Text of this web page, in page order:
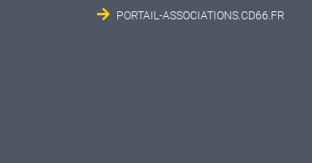
PORTAIL-ASSOCIATIONS.CD66.FR